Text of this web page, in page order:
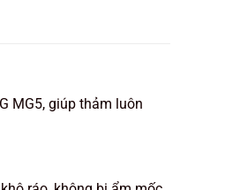
MG5, giúp thảm luôn